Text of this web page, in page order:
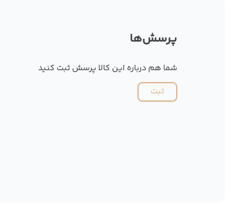
پرسش‌ها
شما هم درباره این کالا پرسش ثبت کنید
ثبت